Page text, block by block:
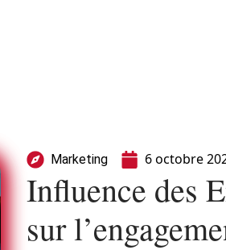
Marketing 6 octobre
Influence des
sur